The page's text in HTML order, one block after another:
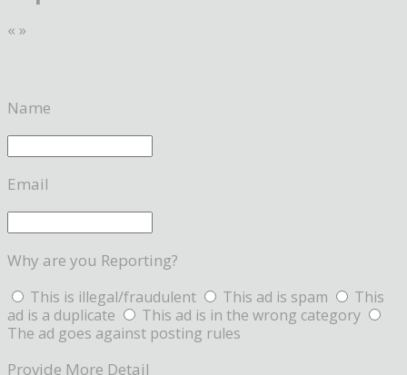
« »
Name
Email
Why are you Reporting?
This is illegal/fraudulent This ad is spam
This
ad is a duplicate
This ad is in the wrong category
The ad goes against posting rules
Provide More Detail